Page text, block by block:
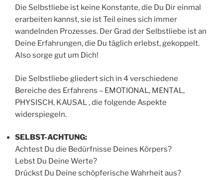
Die Selbstliebe ist keine Konstante, die Du Dir einmal
erarbeiten kannst, sie ist Teil eines sich immer
wandelnden Prozesses. Der Grad der Selbstliebe ist an
Deine Erfahrungen, die Du täglich erlebst, gekoppelt.
Also sorge gut um Dich!
Die Selbstliebe gliedert sich in 4 verschiedene
Bereiche des Erfahrens – EMOTIONAL, MENTAL,
PHYSISCH, KAUSAL , die folgende Aspekte
widerspiegeln.
SELBST-ACHTUNG:
Achtest Du die Bedürfnisse Deines Körpers?
Lebst Du Deine Werte?
Drückst Du Deine schöpferische Wahrheit aus?